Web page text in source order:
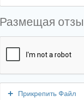
Размещая
Прикрепить Файл